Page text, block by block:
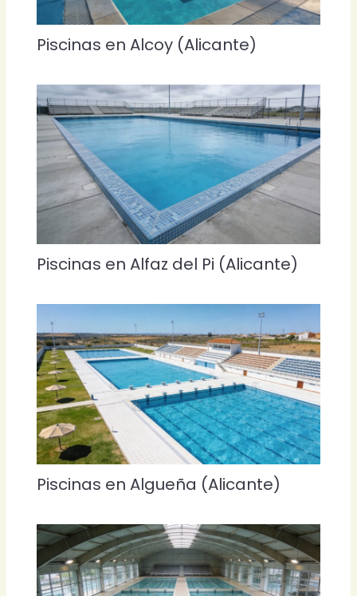
Piscinas en Alcoy (Alicante)
Piscinas en Alfaz del Pi (Alicante)
Piscinas en Algueña (Alicante)